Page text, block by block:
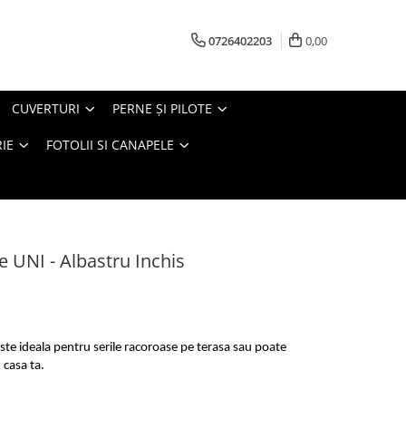
0726402203 0,00
CUVERTURI PERNE ŞI PILOTE
FOTOLII SI CANAPELE
UNI - Albastru Inchis
ideala pentru serile racoroase pe terasa sau poate
ta.